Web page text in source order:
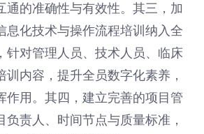
通的准确性与有效性。其三，加
息化技术与操作流程培训纳入全
针对管理人员、技术人员、临床
训内容，提升全员数字化素养，
作用。其四，建立完善的项目管
负责人、时间节点与质量标准，